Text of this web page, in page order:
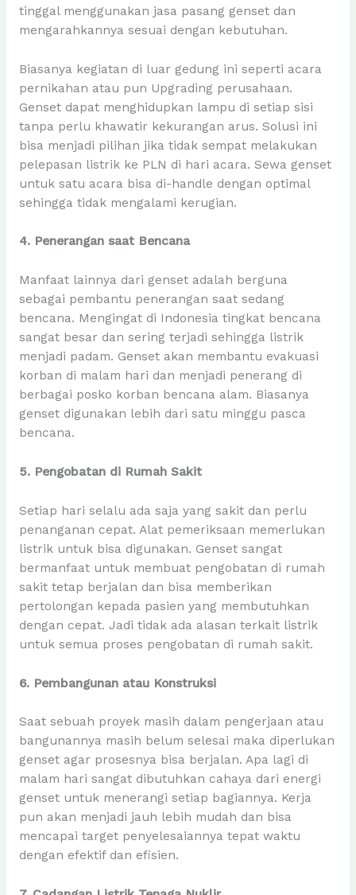
tinggal menggunakan jasa pasang genset dan
mengarahkannya sesuai dengan kebutuhan.
Biasanya kegiatan di luar gedung ini seperti acara
pernikahan atau pun Upgrading perusahaan.
Genset dapat menghidupkan lampu di setiap sisi
tanpa perlu khawatir kekurangan arus. Solusi ini
bisa menjadi pilihan jika tidak sempat melakukan
pelepasan listrik ke PLN di hari acara. Sewa genset
untuk satu acara bisa di-handle dengan optimal
sehingga tidak mengalami kerugian.
4. Penerangan saat Bencana
Manfaat lainnya dari genset adalah berguna
sebagai pembantu penerangan saat sedang
bencana. Mengingat di Indonesia tingkat bencana
sangat besar dan sering terjadi sehingga listrik
menjadi padam. Genset akan membantu evakuasi
korban di malam hari dan menjadi penerang di
berbagai posko korban bencana alam. Biasanya
genset digunakan lebih dari satu minggu pasca
bencana.
5. Pengobatan di Rumah Sakit
Setiap hari selalu ada saja yang sakit dan perlu
penanganan cepat. Alat pemeriksaan memerlukan
listrik untuk bisa digunakan. Genset sangat
bermanfaat untuk membuat pengobatan di rumah
sakit tetap berjalan dan bisa memberikan
pertolongan kepada pasien yang membutuhkan
dengan cepat. Jadi tidak ada alasan terkait listrik
untuk semua proses pengobatan di rumah sakit.
6. Pembangunan atau Konstruksi
Saat sebuah proyek masih dalam pengerjaan atau
bangunannya masih belum selesai maka diperlukan
genset agar prosesnya bisa berjalan. Apa lagi di
malam hari sangat dibutuhkan cahaya dari energi
genset untuk menerangi setiap bagiannya. Kerja
pun akan menjadi jauh lebih mudah dan bisa
mencapai target penyelesaiannya tepat waktu
dengan efektif dan efisien.